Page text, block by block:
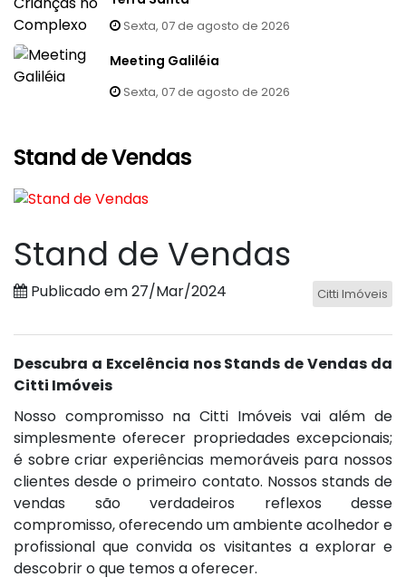
Sexta, 07 de agosto de 2026
Meeting Galiléia
Sexta, 07 de agosto de 2026
Stand de Vendas
Stand de Vendas
Publicado em 27/Mar/2024 Citti Imóveis
Descubra a Excelência nos Stands de Vendas da
Citti Imóveis
Nosso compromisso na Citti Imóveis vai além de
simplesmente oferecer propriedades excepcionais;
é sobre criar experiências memoráveis para nossos
clientes desde o primeiro contato. Nossos stands de
vendas são verdadeiros reflexos desse
compromisso, oferecendo um ambiente acolhedor e
profissional que convida os visitantes a explorar e
descobrir o que temos a oferecer.